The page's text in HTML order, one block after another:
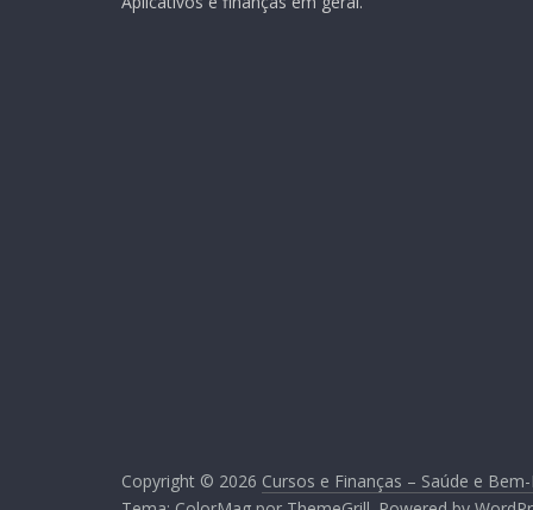
Copyright © 2026 Cursos e Finanças – Saúde e